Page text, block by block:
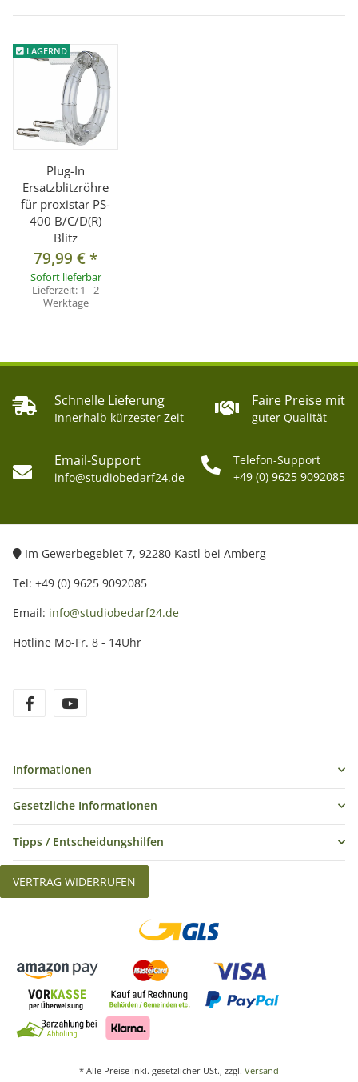
LAGERND
Plug-In
Ersatzblitzröhre
für proxistar PS-
400 B/C/D(R)
Blitz
79,99 €*
Sofort lieferbar
Lieferzeit: 1 - 2
Werktage
Schnelle Lieferung
Innerhalb kürzester Zeit
Faire Preise mit
guter Qualität
Email-Support
info@studiobedarf24.de
Telefon-Support
+49 (0) 9625 9092085
Im Gewerbegebiet 7, 92280 Kastl bei Amberg
Tel: +49 (0) 9625 9092085
Email: info@studiobedarf24.de
Hotline Mo-Fr. 8 - 14Uhr
Informationen
Gesetzliche Informationen
Tipps / Entscheidungshilfen
VERTRAG WIDERRUFEN
* Alle Preise inkl. gesetzlicher USt., zzgl. Versand